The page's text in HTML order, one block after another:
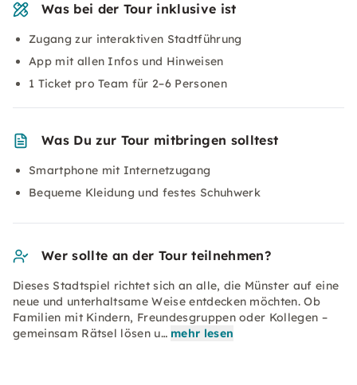
Was bei der Tour inklusive ist
Zugang zur interaktiven Stadtführung
App mit allen Infos und Hinweisen
1 Ticket pro Team für 2–6 Personen
Was Du zur Tour mitbringen solltest
Smartphone mit Internetzugang
Bequeme Kleidung und festes Schuhwerk
Wer sollte an der Tour teilnehmen?
Dieses Stadtspiel richtet sich an alle, die Münster auf eine
neue und unterhaltsame Weise entdecken möchten. Ob
Familien mit Kindern, Freundesgruppen oder Kollegen –
gemeinsam Rätsel lösen u… mehr lesen